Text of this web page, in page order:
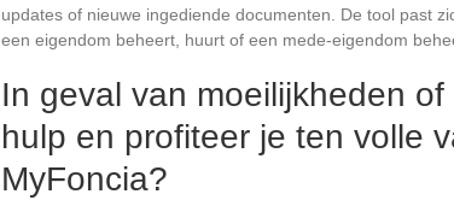
updates of nieuwe ingediende documenten. De tool past
een eigendom beheert, huurt of een mede-eigendom
In geval van moeilijkheden
hulp en profiteer je ten volle
MyFoncia?